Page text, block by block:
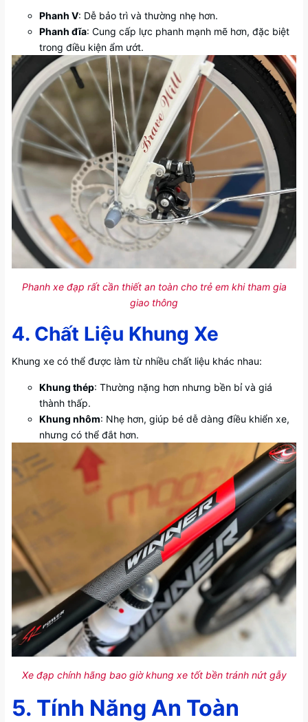
Phanh V: Dễ bảo trì và thường nhẹ hơn.
Phanh đĩa: Cung cấp lực phanh mạnh mẽ hơn, đặc biệt
trong điều kiện ẩm ướt.
Phanh xe đạp rất cần thiết an toàn cho trẻ em khi tham gia
giao thông
4. Chất Liệu Khung Xe
Khung xe có thể được làm từ nhiều chất liệu khác nhau:
Khung thép: Thường nặng hơn nhưng bền bỉ và giá
thành thấp.
Khung nhôm: Nhẹ hơn, giúp bé dễ dàng điều khiển xe,
nhưng có thể đắt hơn.
Xe đạp chính hãng bao giờ khung xe tốt bền tránh nứt gẫy
5. Tính Năng An Toàn